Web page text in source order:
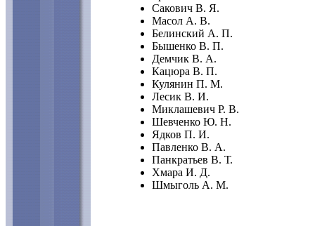
Сакович В. Я.
Масол А. В.
Белинский А. П.
Бышенко В. П.
Демчик В. А.
Кацюра В. П.
Кулянин П. М.
Лесик В. И.
Миклашевич Р. В.
Шевченко Ю. Н.
Ядков П. И.
Павленко В. А.
Панкратьев В. Т.
Хмара И. Д.
Шмыголь А. М.